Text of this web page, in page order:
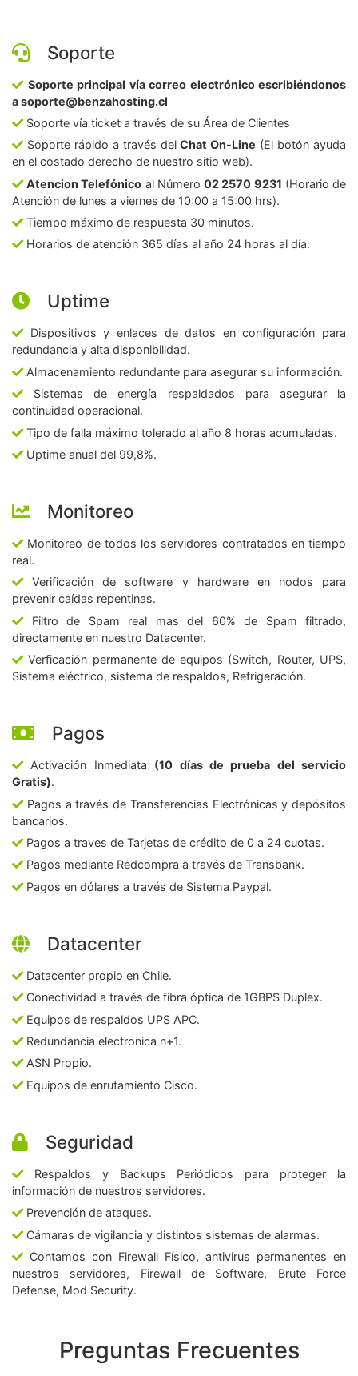
Soporte
Soporte principal vía correo electrónico escribiéndonos
a soporte@benzahosting.cl
Soporte vía ticket a través de su Área de Clientes
Soporte rápido a través delChat On-Line (El botón ayuda
en el costado derecho de nuestro sitio web).
Atencion Telefónico al Número02 2570 9231 (Horario de
Atención de lunes a viernes de 10:00 a 15:00 hrs).
Tiempo máximo de respuesta 30 minutos.
Horarios de atención 365 días al año 24 horas al día.
Uptime
Dispositivos y enlaces de datos en configuración para
redundancia y alta disponibilidad.
Almacenamiento redundante para asegurar su información.
Sistemas de energía respaldados para asegurar la
continuidad operacional.
Tipo de falla máximo tolerado al año 8 horas acumuladas.
Uptime anual del 99,8%.
Monitoreo
Monitoreo de todos los servidores contratados en tiempo
real.
Verificación de software y hardware en nodos para
prevenir caídas repentinas.
Filtro de Spam real mas del 60% de Spam filtrado,
directamente en nuestro Datacenter.
Verficación permanente de equipos (Switch, Router, UPS,
Sistema eléctrico, sistema de respaldos, Refrigeración.
Pagos
Activación Inmediata (10 días de prueba del servicio
Gratis).
Pagos a través de Transferencias Electrónicas y depósitos
bancarios.
Pagos a traves de Tarjetas de crédito de 0 a 24 cuotas.
Pagos mediante Redcompra a través de Transbank.
Pagos en dólares a través de Sistema Paypal.
Datacenter
Datacenter propio en Chile.
Conectividad a través de fibra óptica de 1GBPS Duplex.
Equipos de respaldos UPS APC.
Redundancia electronica n+1.
ASN Propio.
Equipos de enrutamiento Cisco.
Seguridad
Respaldos y Backups Periódicos para proteger la
información de nuestros servidores.
Prevención de ataques.
Cámaras de vigilancia y distintos sistemas de alarmas.
Contamos con Firewall Físico, antivirus permanentes en
nuestros servidores, Firewall de Software, Brute Force
Defense, Mod Security.
Preguntas Frecuentes